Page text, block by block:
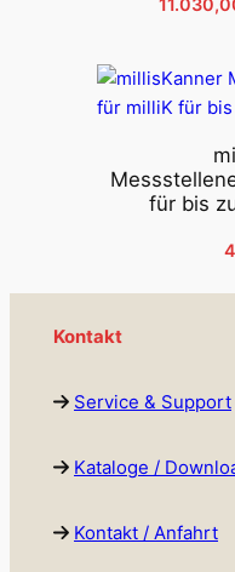
für bis
Kontakt
Service & Support
Kataloge /
Kontakt / Anfahrt